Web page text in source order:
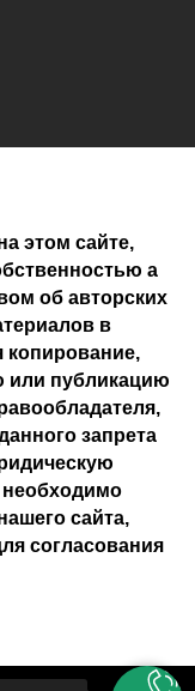
этом сайте,
а
об авторских
в
копирование,
или публикацию
запрета
необходимо
сайта,
согласования